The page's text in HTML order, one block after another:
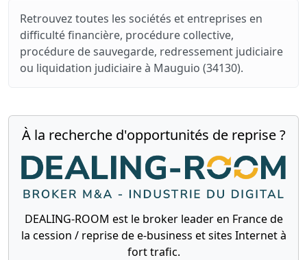
Retrouvez toutes les sociétés et entreprises en
difficulté financière, procédure collective,
procédure de sauvegarde, redressement judiciaire
ou liquidation judiciaire à Mauguio (34130).
À la recherche d'opportunités de reprise ?
DEALING-ROOM est le broker leader en France de
la cession / reprise de e-business et sites Internet à
fort trafic.